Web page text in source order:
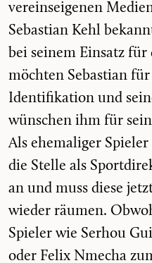
vereinseigenen
Sebastian Kehl
bei seinem Einsatz für
möchten Sebastian
Identifikation und
wünschen ihm für
Als ehemaliger
die Stelle als
an und muss diese
wieder räumen.
Spieler wie Serhou
oder Felix Nmecha